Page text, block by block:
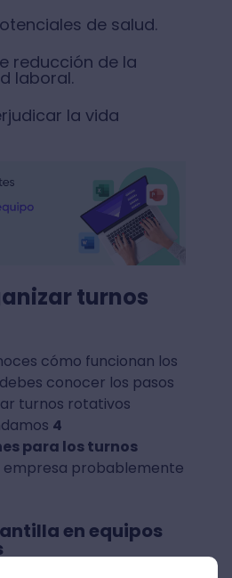
de salud.
reducción de la
laboral.
la vida
turnos
cómo funcionan los
conocer los pasos
turnos rotativos
4
para los turnos
probablemente
en equipos